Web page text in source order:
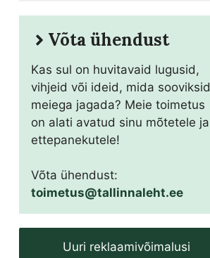
Võta ühendust
Kas sul on huvitavaid lugusid,
vihjeid või ideid, mida sooviksid
meiega jagada? Meie toimetus
on alati avatud sinu mõtetele ja
ettepanekutele!
Võta ühendust:
toimetus@tallinnaleht.ee
Uuri reklaamivõimalusi